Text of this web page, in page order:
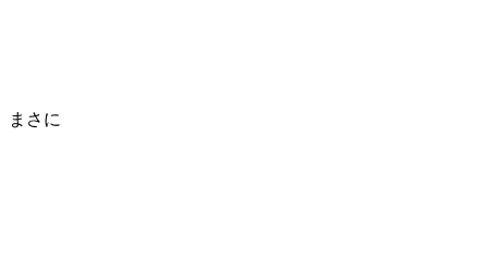
まさに